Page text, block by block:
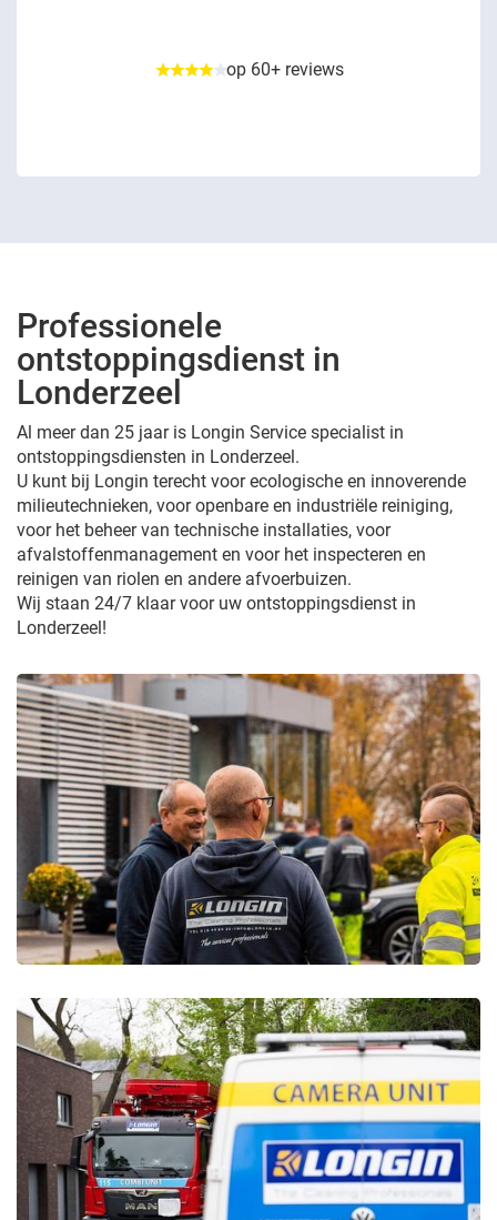
op 60+ reviews
Professionele
ontstoppingsdienst in
Londerzeel
Al meer dan 25 jaar is Longin Service specialist in
ontstoppingsdiensten in Londerzeel.
U kunt bij Longin terecht voor ecologische en innoverende
milieutechnieken, voor openbare en industriële reiniging,
voor het beheer van technische installaties, voor
afvalstoffenmanagement en voor het inspecteren en
reinigen van riolen en andere afvoerbuizen.
Wij staan 24/7 klaar voor uw ontstoppingsdienst in
Londerzeel!